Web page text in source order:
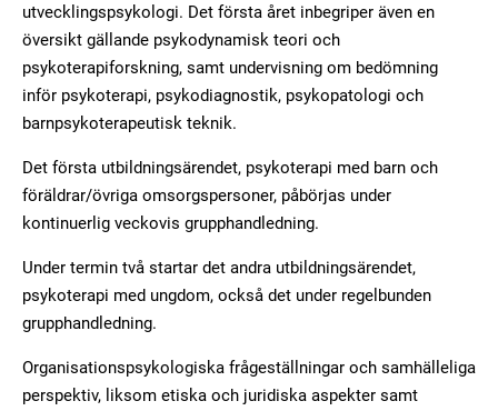
utvecklingspsykologi. Det första året inbegriper även en
översikt gällande psykodynamisk teori och
psykoterapiforskning, samt undervisning om bedömning
inför psykoterapi, psykodiagnostik, psykopatologi och
barnpsykoterapeutisk teknik.
Det första utbildningsärendet, psykoterapi med barn och
föräldrar/övriga omsorgspersoner, påbörjas under
kontinuerlig veckovis grupphandledning.
Under termin två startar det andra utbildningsärendet,
psykoterapi med ungdom, också det under regelbunden
grupphandledning.
Organisationspsykologiska frågeställningar och samhälleliga
perspektiv, liksom etiska och juridiska aspekter samt